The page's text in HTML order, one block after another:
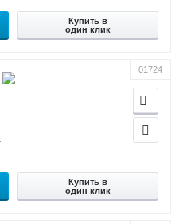
Купить в
один клик
01724
Купить в
один клик